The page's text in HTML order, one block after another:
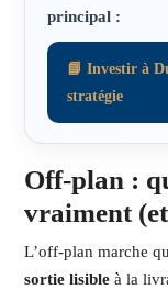
principal :
📘 Investir à
stratégie
Off-plan :
vraiment
L’off-plan marche
sortie lisible à la